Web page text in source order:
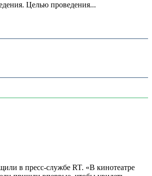
Целью проведения...
в пресс-службе RT. «В кинотеатре